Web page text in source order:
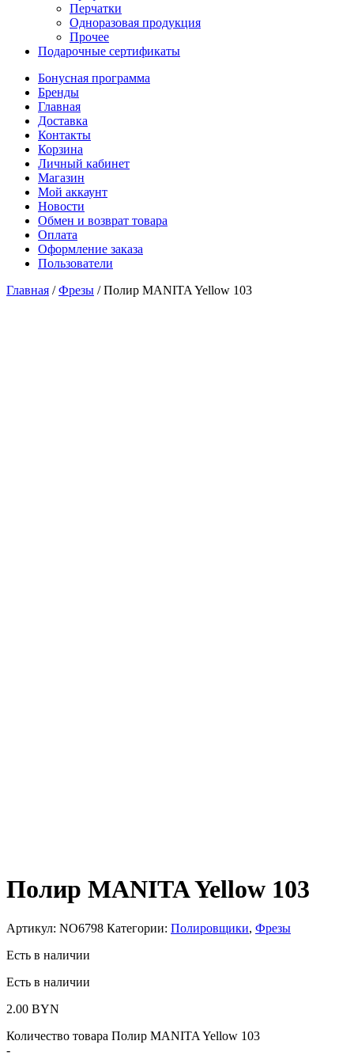
Перчатки
Одноразовая продукция
Прочее
Подарочные сертификаты
Бонусная программа
Бренды
Главная
Доставка
Контакты
Корзина
Личный кабинет
Магазин
Мой аккаунт
Новости
Обмен и возврат товара
Оплата
Оформление заказа
Пользователи
Главная /Фрезы /Полир MANITA Yellow 103
Полир MANITA Yellow 103
Артикул: NO6798 Категории: Полировщики, Фрезы
Есть в наличии
Есть в наличии
2.00 BYN
Количество товара Полир MANITA Yellow 103
-